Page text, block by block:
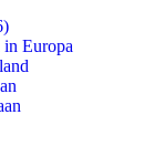
Europa